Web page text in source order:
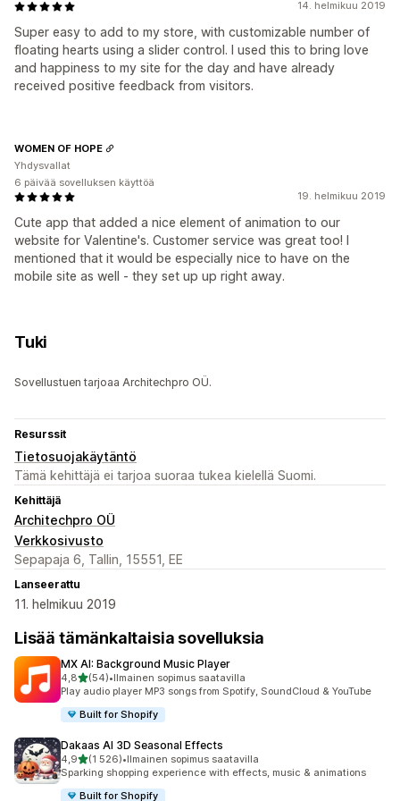
14. helmikuu 2019
Super easy to add to my store, with customizable number of
floating hearts using a slider control. I used this to bring love
and happiness to my site for the day and have already
received positive feedback from visitors.
19. helmikuu 2019
Cute app that added a nice element of animation to our
website for Valentine's. Customer service was great too! I
mentioned that it would be especially nice to have on the
mobile site as well - they set up up right away.
WOMEN OF HOPE
Yhdysvallat
6 päivää sovelluksen käyttöä
Tuki
Sovellustuen tarjoaa Architechpro OÜ.
Resurssit
Tietosuojakäytäntö
Tämä kehittäjä ei tarjoa suoraa tukea kielellä Suomi.
Kehittäjä
Architechpro OÜ
Verkkosivusto
Sepapaja 6, Tallin, 15551, EE
Lanseerattu
11. helmikuu 2019
Lisää tämänkaltaisia sovelluksia
MX AI: Background Music Player
4,8/ 5 tähteä
(54)
54 arvostelua yhteensä
•Ilmainen sopimus saatavilla
Play audio player MP3 songs from Spotify, SoundCloud & YouTube
Built for Shopify
Dakaas AI 3D Seasonal Effects
4,9/ 5 tähteä
(1 526)
1526 arvostelua yhteensä
•Ilmainen sopimus saatavilla
Sparking shopping experience with effects, music & animations
Built for Shopify